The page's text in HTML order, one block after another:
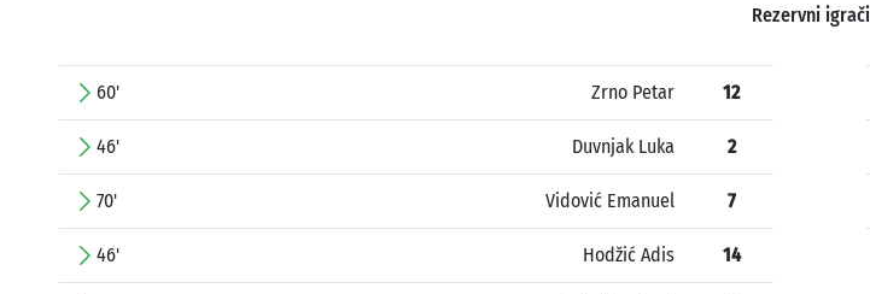
Rezervni igrači
60' Zrno Petar 12
46' Duvnjak Luka 2
70' Vidović Emanuel 7
46' Hodžić Adis 14